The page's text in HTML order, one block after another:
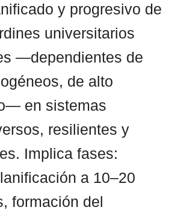
y progresivo de
universitarios
—dependientes de
de alto
en sistemas
resilientes y
Implica fases:
a 10–20
formación del